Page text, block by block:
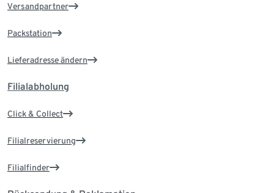
Versandpartner
Packstation
Lieferadresse ändern
Filialabholung
Click & Collect
Filialreservierung
Filialfinder